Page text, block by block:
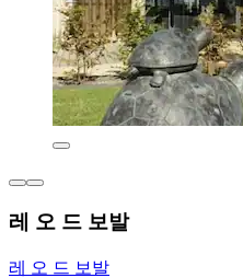
레 오 드 보발
레 오 드 보발